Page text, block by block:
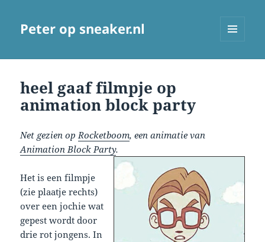
Peter op sneaker.nl
heel gaaf filmpje op
animation block party
Net gezien opRocketboom, een animatie van
Animation Block Party.
Het is een filmpje
(zie plaatje rechts)
over een jochie wat
gepest wordt door
drie rot jongens. In